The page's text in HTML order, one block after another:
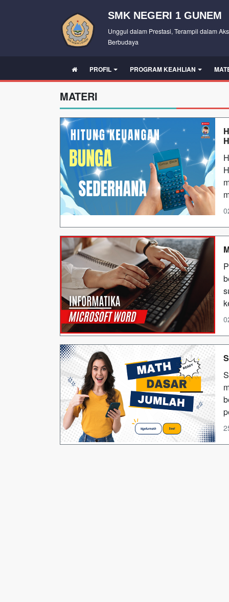
SMK NEGERI 1 GUNEM
Unggul dalam Prestasi, Terampil dalam
Berbudaya
PROFIL PROGRAM KEAHLIAN
MATERI